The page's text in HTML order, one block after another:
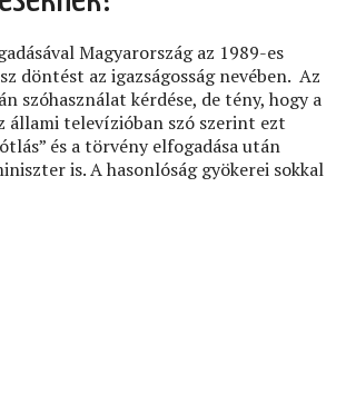
Magyarország az 1989-es
döntést az igazságosság nevében. Az
szóhasználat kérdése, de tény, hogy a
állami televízióban szó szerint ezt
és a törvény elfogadása után
is. A hasonlóság gyökerei sokkal